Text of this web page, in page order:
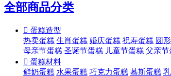
全部商品分类
 蛋糕造型
热卖蛋糕 生肖蛋糕 婚庆蛋糕 祝寿蛋糕 圆
母亲节蛋糕 圣诞节蛋糕 儿童节蛋糕 父亲节
 蛋糕材料
鲜奶蛋糕 水果蛋糕 巧克力蛋糕 慕斯蛋糕